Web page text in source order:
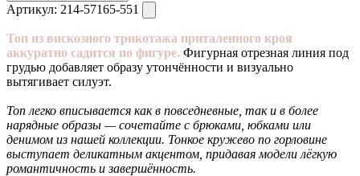
Артикул: 214-57165-551
Топ из вискозного трикотажа приталенного кроя
аккуратно садится по фигуре. Фигурная отрезная линия под
грудью добавляет образу утончённости и визуально
вытягивает силуэт.
Топ легко вписывается как в повседневные, так и в более
нарядные образы — сочетайте с брюками, юбками или
денимом из нашей коллекции. Тонкое кружево по горловине
выступает деликатным акцентом, придавая модели лёгкую
романтичность и завершённость.